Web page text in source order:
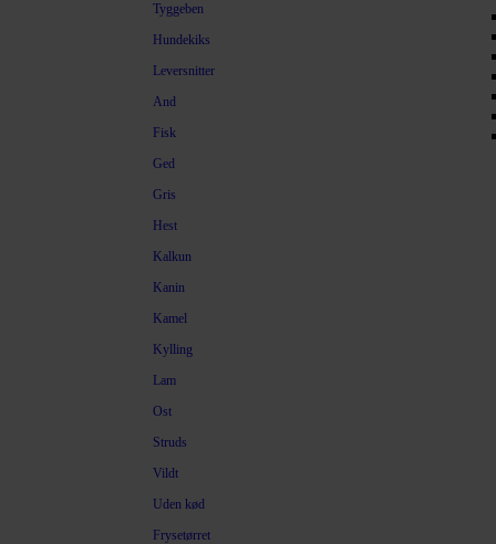
Tyggeben
Hundekiks
Leversnitter
And
Fisk
Ged
Gris
Hest
Kalkun
Kanin
Kamel
Kylling
Lam
Ost
Struds
Vildt
Uden kød
Frysetørret